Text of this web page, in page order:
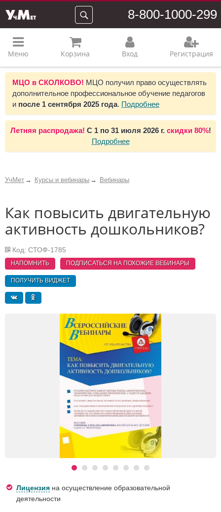
8-800-1000-299
Меню Корзина Вход Регистрация
МЦО в СКОЛКОВО! МЦО получил право осуществлять
дополнительное профессиональное обучение педагогов
и после 1 сентября 2025 года. Подробнее
Летняя распродажа! С 1 по 31 июля 2026 г. скидки 80%!
Подробнее
УчМет Курсы и вебинары Вебинары
Как повысить двигательную
активность дошкольников?
Код: СТОФ-1785
НАПОМНИТЬ ПОДПИСАТЬСЯ НА ПОХОЖИЕВЕБИНАРЫ
ПОЛУЧИТЬ ВИДЖЕТ
Лицензия на осуществление образовательной
деятельности